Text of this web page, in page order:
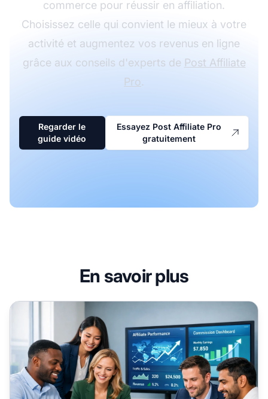
commerce pour réussir en affiliation.
Choisissez celle qui convient le mieux à votre
activité et augmentez vos revenus en ligne
grâce aux conseils d'experts de Post Affiliate
Pro.
Regarder le
guide vidéo
Essayez Post Affiliate Pro
gratuitement
En savoir plus
Meilleures plateformes pour trouver des affiliés